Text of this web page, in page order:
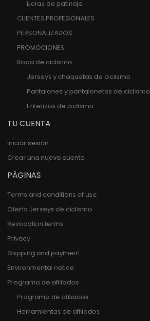
Licras de patinaje
CLIENTES PROFESIONALES
PERSONALIZADOS
PROMOCIONES
Ropa de ciclismo
Jerseys y chaquetas de ciclismo
Pantalones y pantalonetas de ciclismo
Enterizos de ciclismo
TU CUENTA
Iniciar sesión
Crear una nueva cuenta
PÁGINAS
Terms and conditions of use
Oferta Jerseys de ciclismo
Revocation terms
Privacy
Shipping and payment
Environmental notice
Programa de afiliados
Programa de afiliados
Herramientas de afiliados